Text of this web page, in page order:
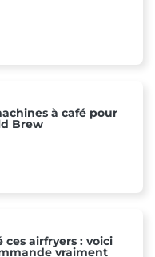
à café pour
Brew
ces airfryers : voici
vraiment